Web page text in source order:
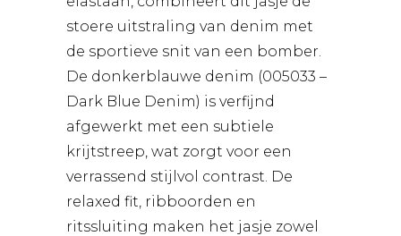
stoere uitstraling van denim met
de sportieve snit van een bomber.
De donkerblauwe denim (005033 –
Dark Blue Denim) is verfijnd
afgewerkt met een subtiele
krijtstreep, wat zorgt voor een
verrassend stijlvol contrast. De
relaxed fit, ribboorden en
ritssluiting maken het jasje zowel